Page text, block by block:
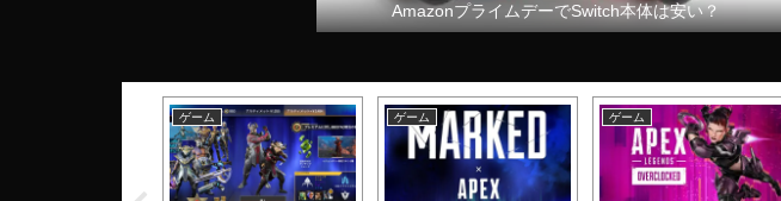
AmazonプライムデーでSwitch本体は安い？
ゲーム ゲーム ゲーム